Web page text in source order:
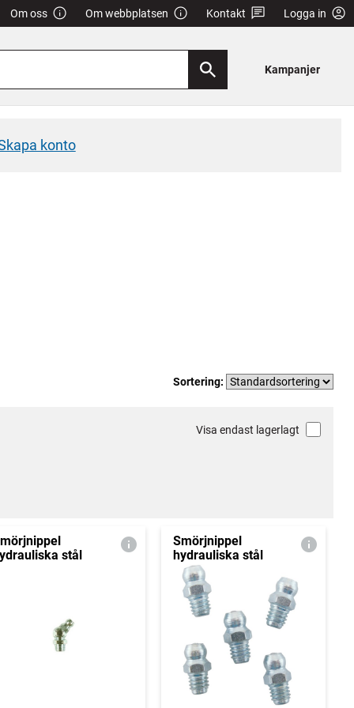
Om oss Om webbplatsen Kontakt Logga in
Kampanjer
konto
Sortering:
Visa endast lagerlagt
stål
Smörjnippel
hydrauliska stål